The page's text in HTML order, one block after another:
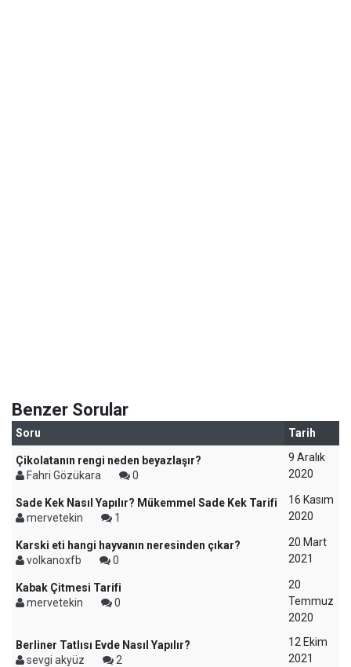
Benzer Sorular
Soru Tarih
Çikolatanın rengi neden beyazlaşır?
Fahri Gözükara
0
9 Aralık
2020
Sade Kek Nasıl Yapılır? Mükemmel Sade Kek Tarifi
mervetekin
1
16 Kasım
2020
Karski eti hangi hayvanın neresinden çıkar?
volkanoxfb
0
20 Mart
2021
Kabak Çitmesi Tarifi
mervetekin
0
20
Temmuz
2020
Berliner Tatlısı Evde Nasıl Yapılır?
sevgi akyüz
2
12 Ekim
2021